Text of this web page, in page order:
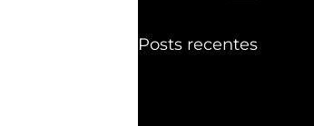
Posts recentes